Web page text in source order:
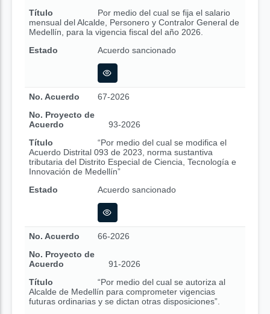
Título
Por medio del cual se fija el salario
mensual del Alcalde, Personero y Contralor General de
Medellín, para la vigencia fiscal del año 2026.
Estado
Acuerdo sancionado
No. Acuerdo
67-2026
No. Proyecto de
Acuerdo
93-2026
Título
“Por medio del cual se modifica el
Acuerdo Distrital 093 de 2023, norma sustantiva
tributaria del Distrito Especial de Ciencia, Tecnología e
Innovación de Medellín”
Estado
Acuerdo sancionado
No. Acuerdo
66-2026
No. Proyecto de
Acuerdo
91-2026
Título
“Por medio del cual se autoriza al
Alcalde de Medellín para comprometer vigencias
futuras ordinarias y se dictan otras disposiciones”.